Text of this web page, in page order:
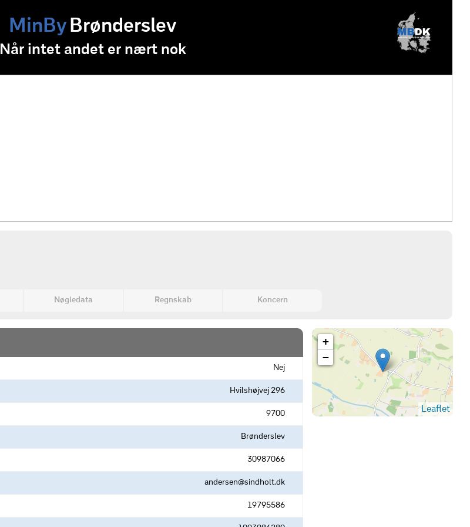
MinByBrønderslev
Når intet andet er nært nok
Nøgledata Regnskab Koncern
Nej
Hvilshøjvej 296
9700
Brønderslev
30987066
andersen@sindholt.dk
19795586
+
−
Leaflet